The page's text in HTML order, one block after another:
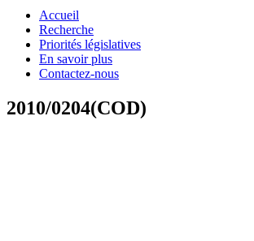
Accueil
Recherche
Priorités législatives
En savoir plus
Contactez-nous
2010/0204(COD)